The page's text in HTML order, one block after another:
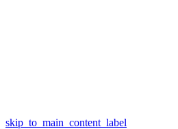
skip_to_main_content_label